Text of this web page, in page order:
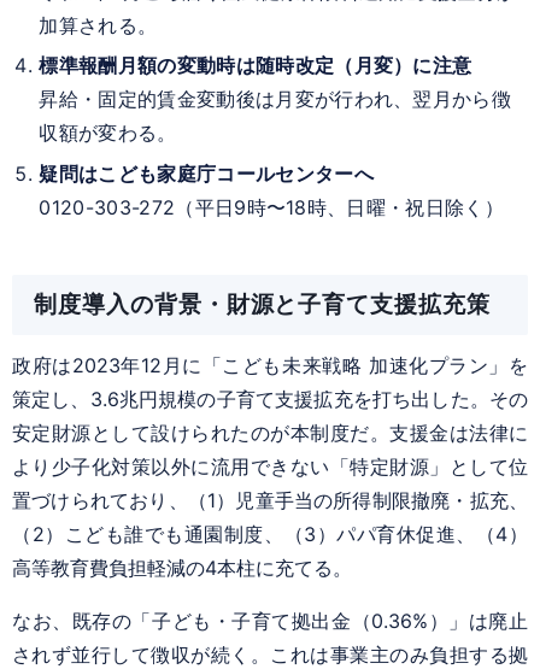
加算される。
標準報酬月額の変動時は随時改定（月変）に注意
昇給・固定的賃金変動後は月変が行われ、翌月から徴
収額が変わる。
疑問はこども家庭庁コールセンターへ
0120-303-272（平日9時〜18時、日曜・祝日除く）
制度導入の背景・財源と子育て支援拡充策
政府は2023年12月に「こども未来戦略 加速化プラン」を
策定し、3.6兆円規模の子育て支援拡充を打ち出した。その
安定財源として設けられたのが本制度だ。支援金は法律に
より少子化対策以外に流用できない「特定財源」として位
置づけられており、（1）児童手当の所得制限撤廃・拡充、
（2）こども誰でも通園制度、（3）パパ育休促進、（4）
高等教育費負担軽減の4本柱に充てる。
なお、既存の「子ども・子育て拠出金（0.36%）」は廃止
されず並行して徴収が続く。これは事業主のみ負担する拠